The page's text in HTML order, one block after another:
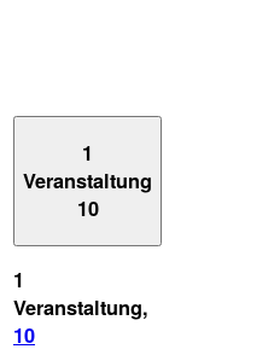
1
Veranstaltung
10
1
Veranstaltung,
10